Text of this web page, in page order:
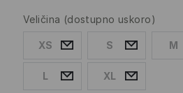
Veličina (dostupno uskoro)
XS S M
L XL